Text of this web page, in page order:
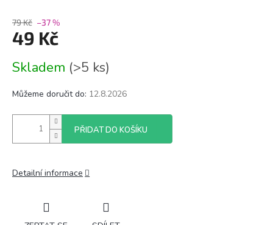
79 Kč –37 %
49 Kč
cena:
Skladem (>5 ks)
Můžeme doručit do: 12.8.2026
PŘIDAT DO KOŠÍKU
Detailní informace